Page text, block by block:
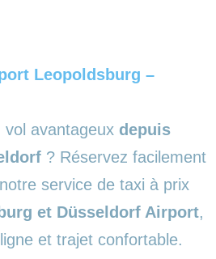
Leopoldsburg –
avantageux depuis
? Réservez facilement
service de taxi à prix
et Düsseldorf Airport,
et trajet confortable.